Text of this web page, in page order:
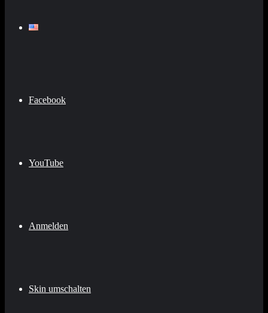
Facebook
YouTube
Anmelden
Skin umschalten